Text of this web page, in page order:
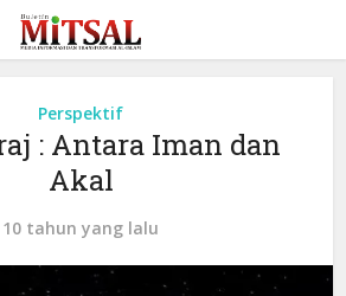
Perspektif
: Antara Iman dan
Akal
10 tahun yang lalu